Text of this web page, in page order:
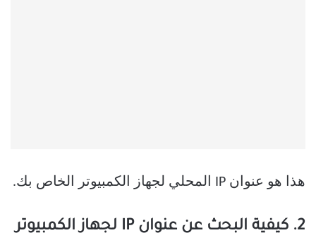
هذا هو عنوان IP المحلي لجهاز الكمبيوتر الخاص بك.
2. كيفية البحث عن عنوان IP لجهاز الكمبيوتر